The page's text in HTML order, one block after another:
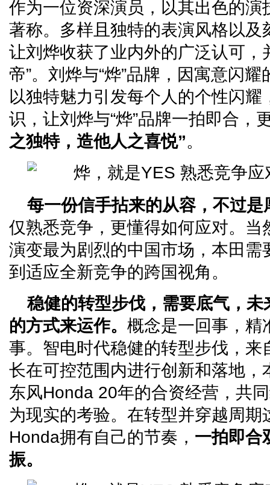
作为一位资深演员，以其出色的演
著称。多样且独特的表演风格以及
让刘烨收获了业内外的广泛认可，
帝”。刘烨与“烨”品牌，因寓意闪耀
以独特魅力引发每个人的个性闪耀
识，让刘烨与“烨”品牌一拍即合，
之独特，造他人之喜悦”。
每一份信手拈来的从容，不过是
仅熟悉竞争，更懂得如何应对。当
演变最为剧烈的中国市场，本田需
到适应全新竞争的跨国视角。
稳健的转型步伐，需要底气，
的方式来运作。 概念是一回事，精
事。智电时代稳健的转型步伐，
长在可控范围内进行创新和落地
东风Honda 20年的合资经营，共
为现实的考验。在转型并穿越周期
Honda拥有自己的节奏， 一拍即合
振。